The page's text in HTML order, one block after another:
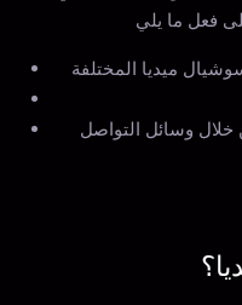
خلال وسائل التواصل